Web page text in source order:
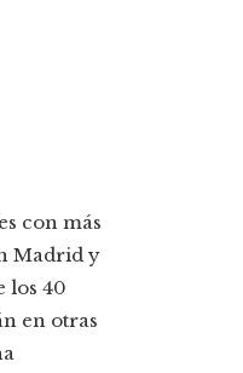
con más
Madrid y
los 40
en otras